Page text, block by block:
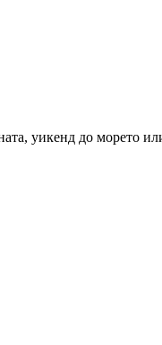
уикенд до морето